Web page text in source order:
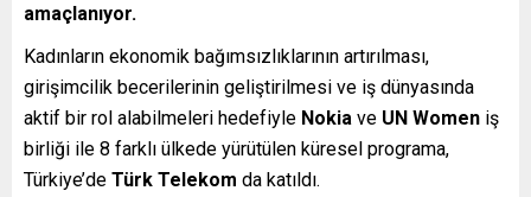
amaçlanıyor.
Kadınların ekonomik bağımsızlıklarının artırılması,
girişimcilik becerilerinin geliştirilmesi ve iş dünyasında
aktif bir rol alabilmeleri hedefiyle Nokia ve UN Women iş
birliği ile 8 farklı ülkede yürütülen küresel programa,
Türkiye’de Türk Telekom da katıldı.